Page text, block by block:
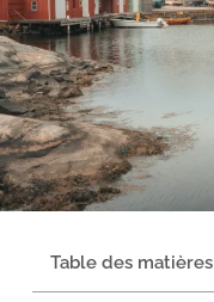
Table des matières